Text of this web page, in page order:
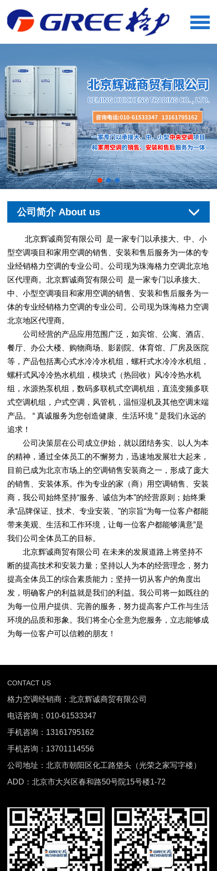
公司简介 About us
北京辉诚商贸有限公司 是一家专门以承接大、中、小
型空调项目和家用空调的销售、安装和售后服务为一体的专
业经销格力空调的专业公司。公司现为珠海格力空调北京地
区代理商。北京辉诚商贸有限公司 是一家专门以承接大、
中、小型空调项目和家用空调的销售、安装和售后服务为一
体的专业经销格力空调的专业公司。公司现为珠海格力空调
北京地区代理商。
公司经营的产品应用范围广泛，如宾馆、公寓、酒店、
餐厅、办公大楼、购物商场、影剧院、体育馆、厂房及医院
等，产品包括离心式水冷冷水机组，螺杆式水冷冷水机组，
螺杆式风冷冷热水机组，模块式（热回收）风冷冷热水机
组，水源热泵机组，数码多联机式空调机组，直流变频多联
式空调机组，户式空调，风管机，温恒湿机及其他空调末端
产品。 “ 真诚服务为您创造健康、生活环境 ” 是我们永远的
追求！
公司决策层在公司成立伊始，就以团结务实、以人为本
的精神，通过全体员工的不懈努力，迅速地发展壮大起来，
目前已成为北京市场上的空调销售安装商之一，形成了庞大
的销售、安装体系。作为专业的家（商）用空调销售、安装
商，我公司始终坚持“服务、诚信为本”的经营原则；始终秉
承“品牌保证、技术、专业安装、”的宗旨“为每一位客户都能
带来美观、生活和工作环境，让每一位客户都能够满意”是
我们公司全体员工的目标。
北京辉诚商贸有限公司 在未来的发展道路上将坚持不
断的提高技术和安装力量；坚持以人为本的经营理念，努力
提高全体员工的综合素质能力；坚持一切从客户的角度出
发，明确客户的利益就是我们的利益。我公司将一如既往的
为每一位用户提供、完善的服务，努力提高客户工作与生活
环境的品质和形象。我们将全心全意为您服务，立志能够成
为每一位客户可以信赖的朋友！
CONTACT US
格力空调经销商：北京辉诚商贸有限公司
电话咨询：010-61533347
手机咨询：13161795162
手机咨询：13701114556
公司地址：北京市朝阳区化工路垡头（光荣之家写字楼）
ADD：北京市大兴区春和路50号院15号楼1-72